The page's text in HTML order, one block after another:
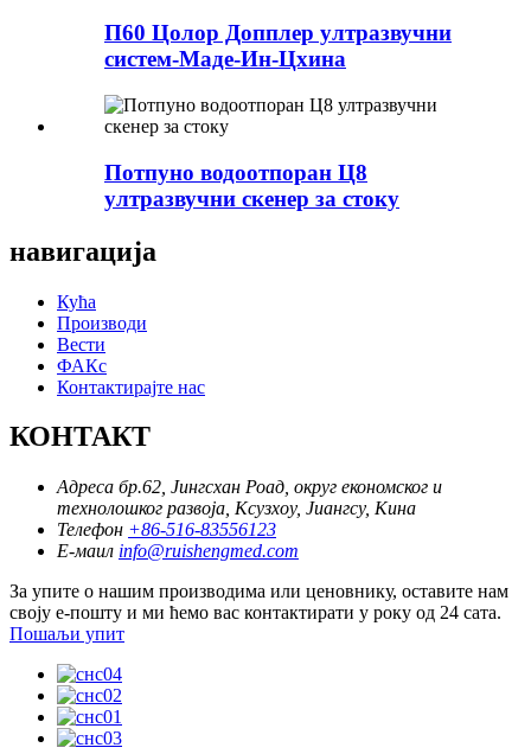
П60 Цолор Допплер ултразвучни
систем-Маде-Ин-Цхина
Потпуно водоотпоран Ц8
ултразвучни скенер за стоку
навигација
Кућа
Производи
Вести
ФАКс
Контактирајте нас
КОНТАКТ
Адреса бр.62, Јингсхан Роад, округ економског и
технолошког развоја, Ксузхоу, Јиангсу, Кина
Телефон +86-516-83556123
Е-маил info@ruishengmed.com
За упите о нашим производима или ценовнику, оставите нам
своју е-пошту и ми ћемо вас контактирати у року од 24 сата.
Пошаљи упит